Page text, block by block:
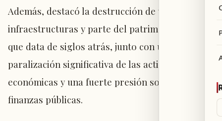
Además, destacó la destrucción de viviendas,
infraestructuras y parte del patrimonio cultural
que data de siglos atrás, junto con una
paralización significativa de las actividades
económicas y una fuerte presión sobre las
finanzas públicas.